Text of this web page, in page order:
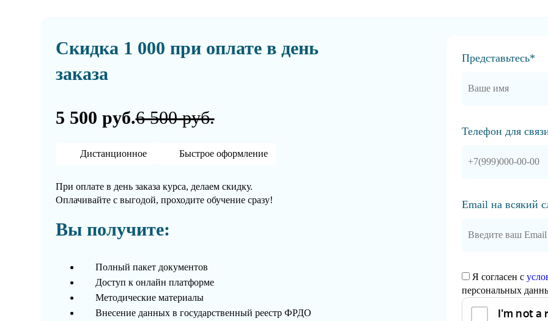
Скидка 1 000 при оплате в день
заказа
5 500 руб.6 500 руб.
Дистанционное Быстрое оформление
При оплате в день заказа курса, делаем скидку.
Оплачивайте с выгодой, проходите обучение сразу!
Вы получите:
Полный пакет документов
Доступ к онлайн платформе
Методические материалы
Внесение данных в государственный реестр ФРДО
Представьтесь*
Телефон для
Email на всякий
Я согласен с
персональных